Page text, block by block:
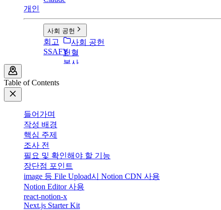
개인
사회 공헌
사회 공헌
헌혈
봉사
회고
SSAFY
Table of Contents
들어가며
작성 배경
핵심 주제
조사 전
필요 및 확인해야 할 기능
장단점 포인트
image 등 File Upload시 Notion CDN 사용
Notion Editor 사용
react-notion-x
Next.js Starter Kit